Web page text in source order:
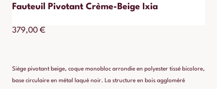
Fauteuil Pivotant Crème-Beige Ixia
379,00 €
Siège pivotant beige, coque monobloc arrondie en polyester tissé bicolore,
base circulaire en métal laqué noir. La structure en bois aggloméré